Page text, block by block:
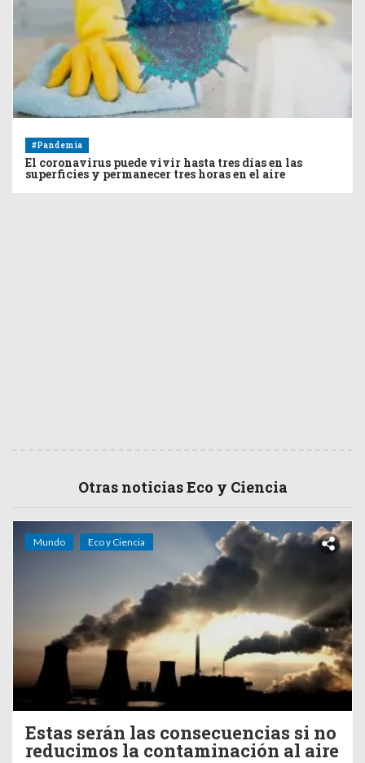
#Pandemia
El coronavirus puede vivir hasta tres días en las
superficies y permanecer tres horas en el aire
Otras noticias Eco y Ciencia
Mundo Eco y Ciencia
Estas serán las consecuencias si no
reducimos la contaminación al aire